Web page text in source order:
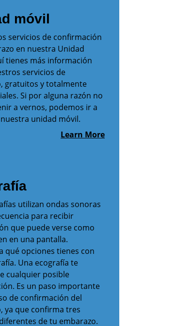
móvil
servicios de confirmación
en nuestra Unidad
tienes más información
servicios de
gratuitos y totalmente
Si por alguna razón no
a vernos, podemos ir a
unidad móvil.
Learn More
utilizan ondas sonoras
para recibir
que puede verse como
en una pantalla.
qué opciones tienes con
Una ecografía te
cualquier posible
Es un paso importante
de confirmación del
ya que confirma tres
de tu embarazo.